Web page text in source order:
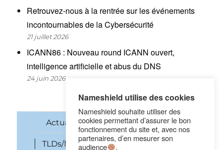
Retrouvez-nous à la rentrée sur les événements
incontournables de la Cybersécurité
21 juillet 2026
ICANN86 : Nouveau round ICANN ouvert,
intelligence artificielle et abus du DNS
24 juin 2026
Actualités Noms de domaine
TLDs/New gTLDs Cybersécurité
Nameshield utilise des cookies
Nameshield souhaite utiliser des
cookies permettant d’assurer le bon
fonctionnement du site et, avec nos
partenaires, d’en mesurer son
audience
.